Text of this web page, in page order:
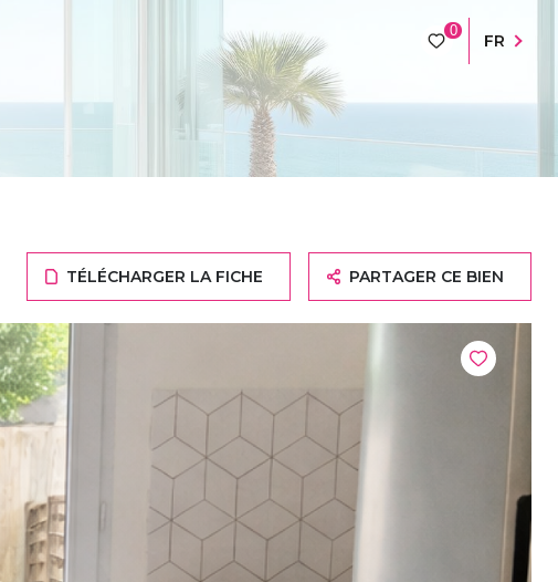
0
FR
TÉLÉCHARGER LA FICHE PARTAGER CE BIEN